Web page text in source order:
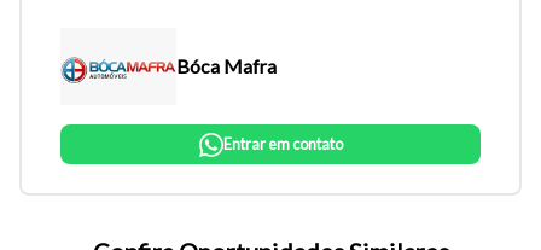
Tamanho do texto
Bóca Mafra
Entrar em contato